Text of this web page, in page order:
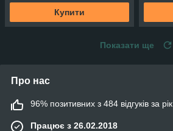
Купити
Показати ще
Про нас
96% позитивних з 484 відгуків за рік
Працює з 26.02.2018